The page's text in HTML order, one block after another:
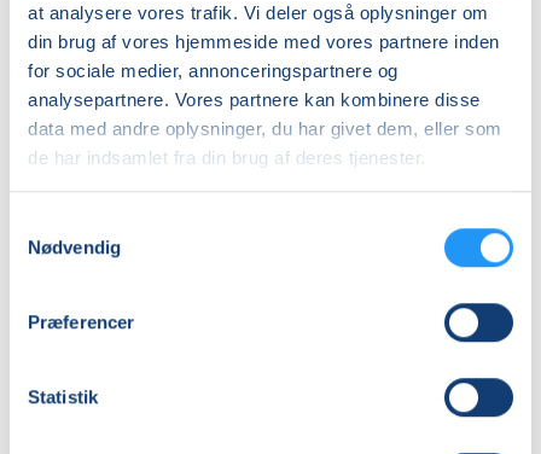
at analysere vores trafik. Vi deler også oplysninger om
din brug af vores hjemmeside med vores partnere inden
for sociale medier, annonceringspartnere og
analysepartnere. Vores partnere kan kombinere disse
data med andre oplysninger, du har givet dem, eller som
de har indsamlet fra din brug af deres tjenester.
Nødvendig
Præferencer
Statistik
462176
Første mødegang
onsdag 26.08.2026, kl. 09.00 - 10.30
Sidste mødegang
onsdag 10.02.2027, kl. 09.00 - 10.30
22mødegange
Jyderup hallen, Elmegården 58, 4450
(1. sal)